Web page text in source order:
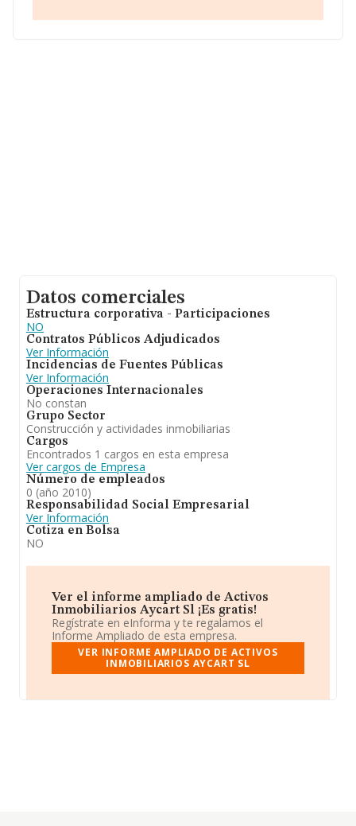
empresas es de 160 mil euros. Respecto a la
Datos comerciales
Estructura corporativa - Participaciones
NO
Contratos Públicos Adjudicados
Ver Información
Incidencias de Fuentes Públicas
Ver Información
Operaciones Internacionales
No constan
Grupo Sector
Construcción y actividades inmobiliarias
Cargos
Encontrados 1 cargos en esta empresa
Ver cargos de Empresa
Número de empleados
0 (año 2010)
Responsabilidad Social Empresarial
Ver Información
Cotiza en Bolsa
NO
Ver el informe ampliado de Activos
Inmobiliarios Aycart Sl ¡Es gratis!
Regístrate en eInforma y te regalamos el
Informe Ampliado de esta empresa.
VER INFORME AMPLIADO DE ACTIVOS
INMOBILIARIOS AYCART SL